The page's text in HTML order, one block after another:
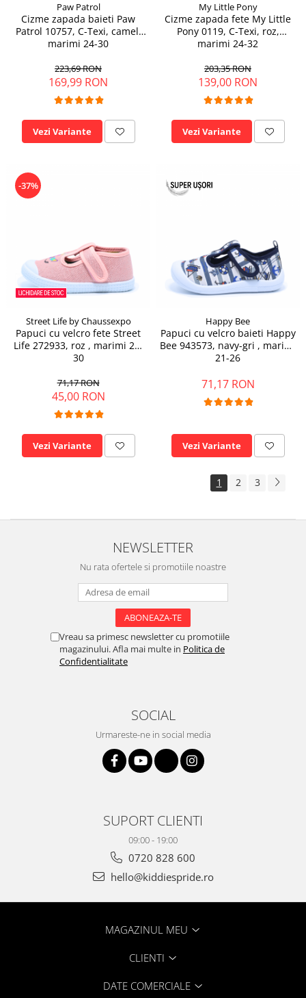
Paw Patrol
Cizme zapada baieti Paw
Patrol 10757, C-Texi, camel,
marimi 24-30
223,69 RON
169,99 RON
Vezi Variante
My Little Pony
Cizme zapada fete My Little
Pony 0119, C-Texi, roz,
marimi 24-32
203,35 RON
139,00 RON
Vezi Variante
-37%
Street Life by Chaussexpo
Papuci cu velcro fete Street
Life 272933, roz , marimi 25-
30
71,17 RON
45,00 RON
Vezi Variante
Happy Bee
Papuci cu velcro baieti Happy
Bee 943573, navy-gri , marimi
21-26
71,17 RON
Vezi Variante
1 2 3
NEWSLETTER
Nu rata ofertele si promotiile noastre
Vreau sa primesc newsletter cu promotiile
magazinului. Afla mai multe in Politica de
Confidentialitate
SOCIAL
Urmareste-ne in social media
SUPORT CLIENTI
09:00 - 19:00
0720 828 600
hello@kiddiespride.ro
MAGAZINUL MEU
CLIENTI
DATE COMERCIALE